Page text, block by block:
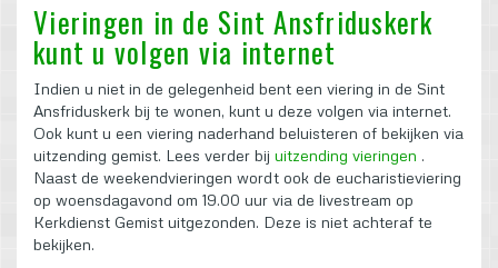
Vieringen in de Sint Ansfriduskerk
kunt u volgen via internet
Indien u niet in de gelegenheid bent een viering in de Sint
Ansfriduskerk bij te wonen, kunt u deze volgen via internet.
Ook kunt u een viering naderhand beluisteren of bekijken via
uitzending gemist. Lees verder bij uitzending vieringen .
Naast de weekendvieringen wordt ook de eucharistieviering
op woensdagavond om 19.00 uur via de livestream op
Kerkdienst Gemist uitgezonden. Deze is niet achteraf te
bekijken.